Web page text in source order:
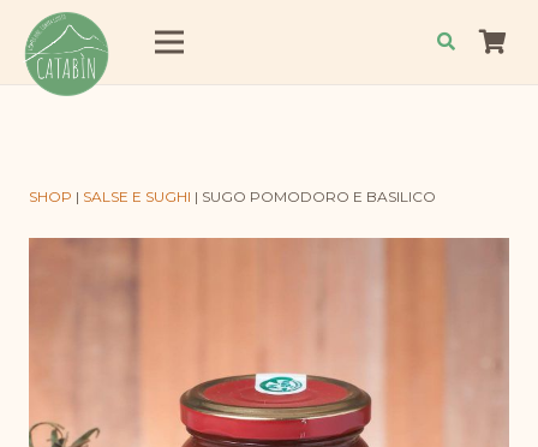
SHOP | SALSE E SUGHI | SUGO POMODORO E BASILICO